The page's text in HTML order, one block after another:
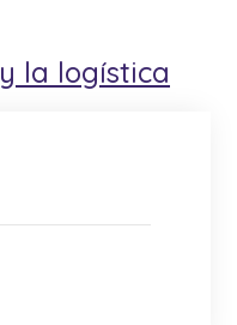
y la logística